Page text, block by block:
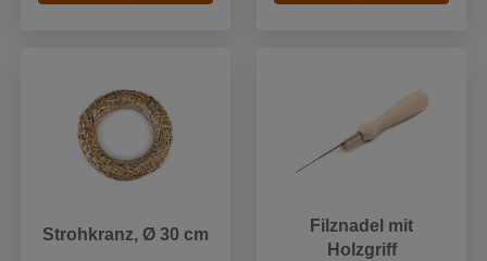
Strohkranz, Ø 30 cm
Filznadel mit
Holzgriff